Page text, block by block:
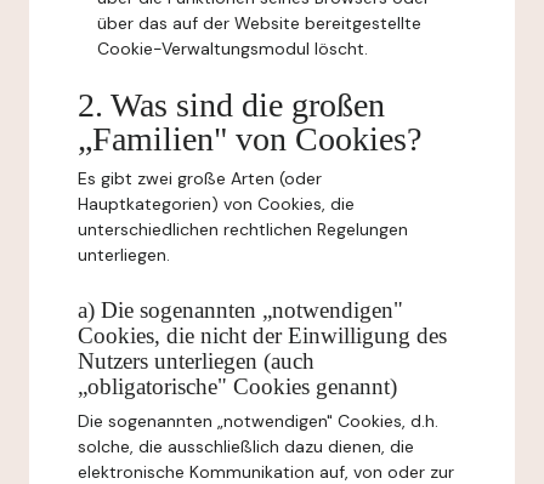
über das auf der Website bereitgestellte
Cookie-Verwaltungsmodul löscht.
2. Was sind die großen
„Familien" von Cookies?
Es gibt zwei große Arten (oder
Hauptkategorien) von Cookies, die
unterschiedlichen rechtlichen Regelungen
unterliegen.
a) Die sogenannten „notwendigen"
Cookies, die nicht der Einwilligung des
Nutzers unterliegen (auch
„obligatorische" Cookies genannt)
Die sogenannten „notwendigen" Cookies, d.h.
solche, die ausschließlich dazu dienen, die
elektronische Kommunikation auf, von oder zur